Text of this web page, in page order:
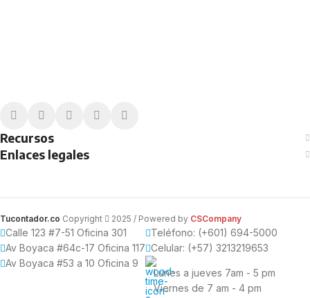
Recursos
Enlaces legales
Tucontador.co Copyright 2025 / Powered by CSCompany
Calle 123 #7-51 Oficina 301
Av Boyaca #64c-17 Oficina 117
Av Boyaca #53 a 10 Oficina 9
Teléfono: (+601) 694-5000
Celular: (+57) 3213219653
Lunes a jueves 7am - 5 pm
Viernes de 7 am - 4 pm